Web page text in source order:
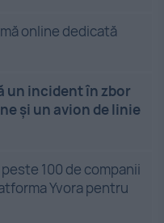
online dedicată
un incident în zbor
și un avion de linie
100 de companii
Yvora pentru